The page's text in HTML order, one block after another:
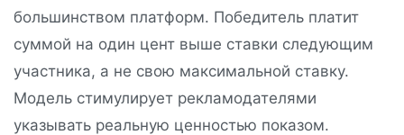
большинством платформ. Победитель платит
суммой на один цент выше ставки следующим
участника, а не свою максимальной ставку.
Модель стимулирует рекламодателями
указывать реальную ценностью показом.